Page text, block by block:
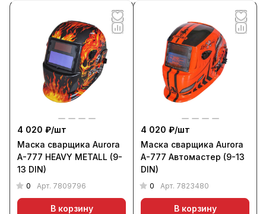
4 020 ₽/шт
Маска сварщика Aurora
A-777 HEAVY METALL (9-
13 DIN)
0 Арт. 7809796
В корзину
4 020 ₽/шт
Маска сварщика Aurora
A-777 Автомастер (9-13
DIN)
0 Арт. 7823480
В корзину